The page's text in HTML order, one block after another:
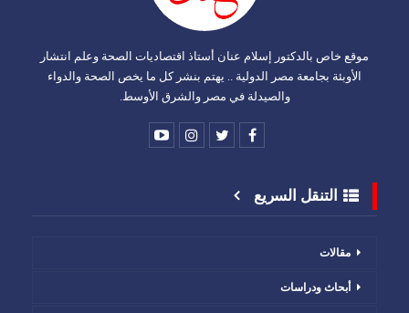
موقع خاص بالدكتور إسلام عنان أستاذ اقتصاديات الصحة وعلم انتشار
الأوبئة بجامعة مصر الدولية .. يهتم بنشر كل ما يخص الصحة والدواء
والصيدلة في مصر والشرق الأوسط.
التنقل السريع
مقالات
أبحاث ودراسات